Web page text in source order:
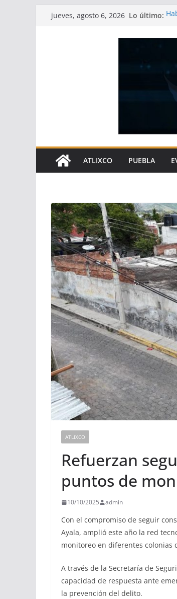
Saltarjueves, agosto 6, 2026 Lo último:
ATLIXCO PUEBLA
ATLIXCO
Refuerzan
puntos de
10/10/2025 admin
Con el compromiso de seguir
Ayala, amplió este año la red
monitoreo en diferentes colonias
A través de la Secretaría de
capacidad de respuesta ante
la prevención del delito.